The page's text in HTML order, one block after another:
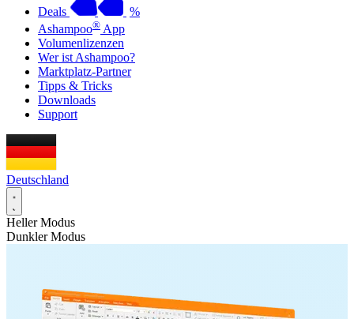
Deals
%
Ashampoo® App
Volumenlizenzen
Wer ist Ashampoo?
Marktplatz-Partner
Tipps & Tricks
Downloads
Support
Deutschland
Heller Modus
Dunkler Modus